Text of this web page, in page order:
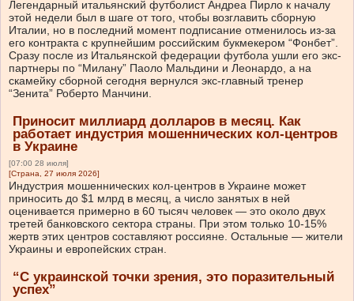
Легендарный итальянский футболист Андреа Пирло к началу
этой недели был в шаге от того, чтобы возглавить сборную
Италии, но в последний момент подписание отменилось из-за
его контракта с крупнейшим российским букмекером “Фонбет”.
Сразу после из Итальянской федерации футбола ушли его экс-
партнеры по “Милану” Паоло Мальдини и Леонардо, а на
скамейку сборной сегодня вернулся экс-главный тренер
“Зенита” Роберто Манчини.
Приносит миллиард долларов в месяц. Как
работает индустрия мошеннических кол-центров
в Украине
[07:00 28 июля]
[Страна, 27 июля 2026]
Индустрия мошеннических кол-центров в Украине может
приносить до $1 млрд в месяц, а число занятых в ней
оценивается примерно в 60 тысяч человек — это около двух
третей банковского сектора страны. При этом только 10-15%
жертв этих центров составляют россияне. Остальные — жители
Украины и европейских стран.
“С украинской точки зрения, это поразительный
успех”